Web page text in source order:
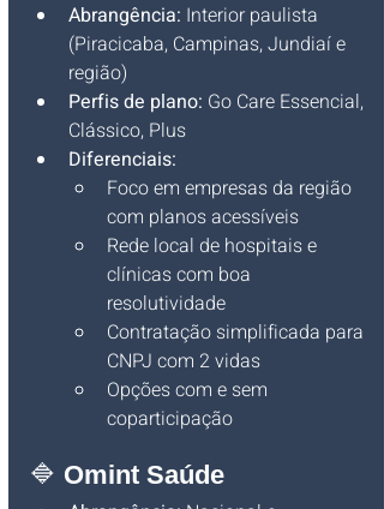
Abrangência: Interior paulista
(Piracicaba, Campinas, Jundiaí e
região)
Perfis de plano: Go Care Essencial,
Clássico, Plus
Diferenciais:
Foco em empresas da região
com planos acessíveis
Rede local de hospitais e
clínicas com boa
resolutividade
Contratação simplificada para
CNPJ com 2 vidas
Opções com e sem
coparticipação
🔷 Omint Saúde